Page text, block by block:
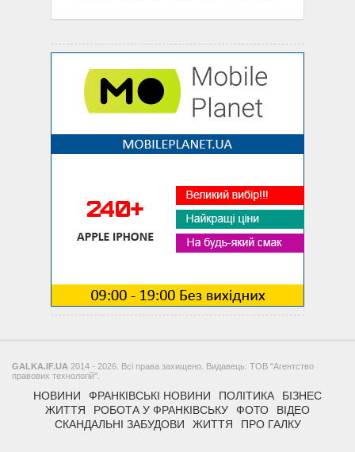
GALKA.IF.UA 2014 - 2026. Всі права захищено. Видавець: ТОВ "Агентство
правових технологій".
НОВИНИ ФРАНКІВСЬКІ НОВИНИ ПОЛІТИКА
БІЗНЕС
ЖИТТЯ
РОБОТА У ФРАНКІВСЬКУ ФОТО
ВІДЕО
СКАНДАЛЬНІ ЗАБУДОВИ
ЖИТТЯ ПРО ГАЛКУ